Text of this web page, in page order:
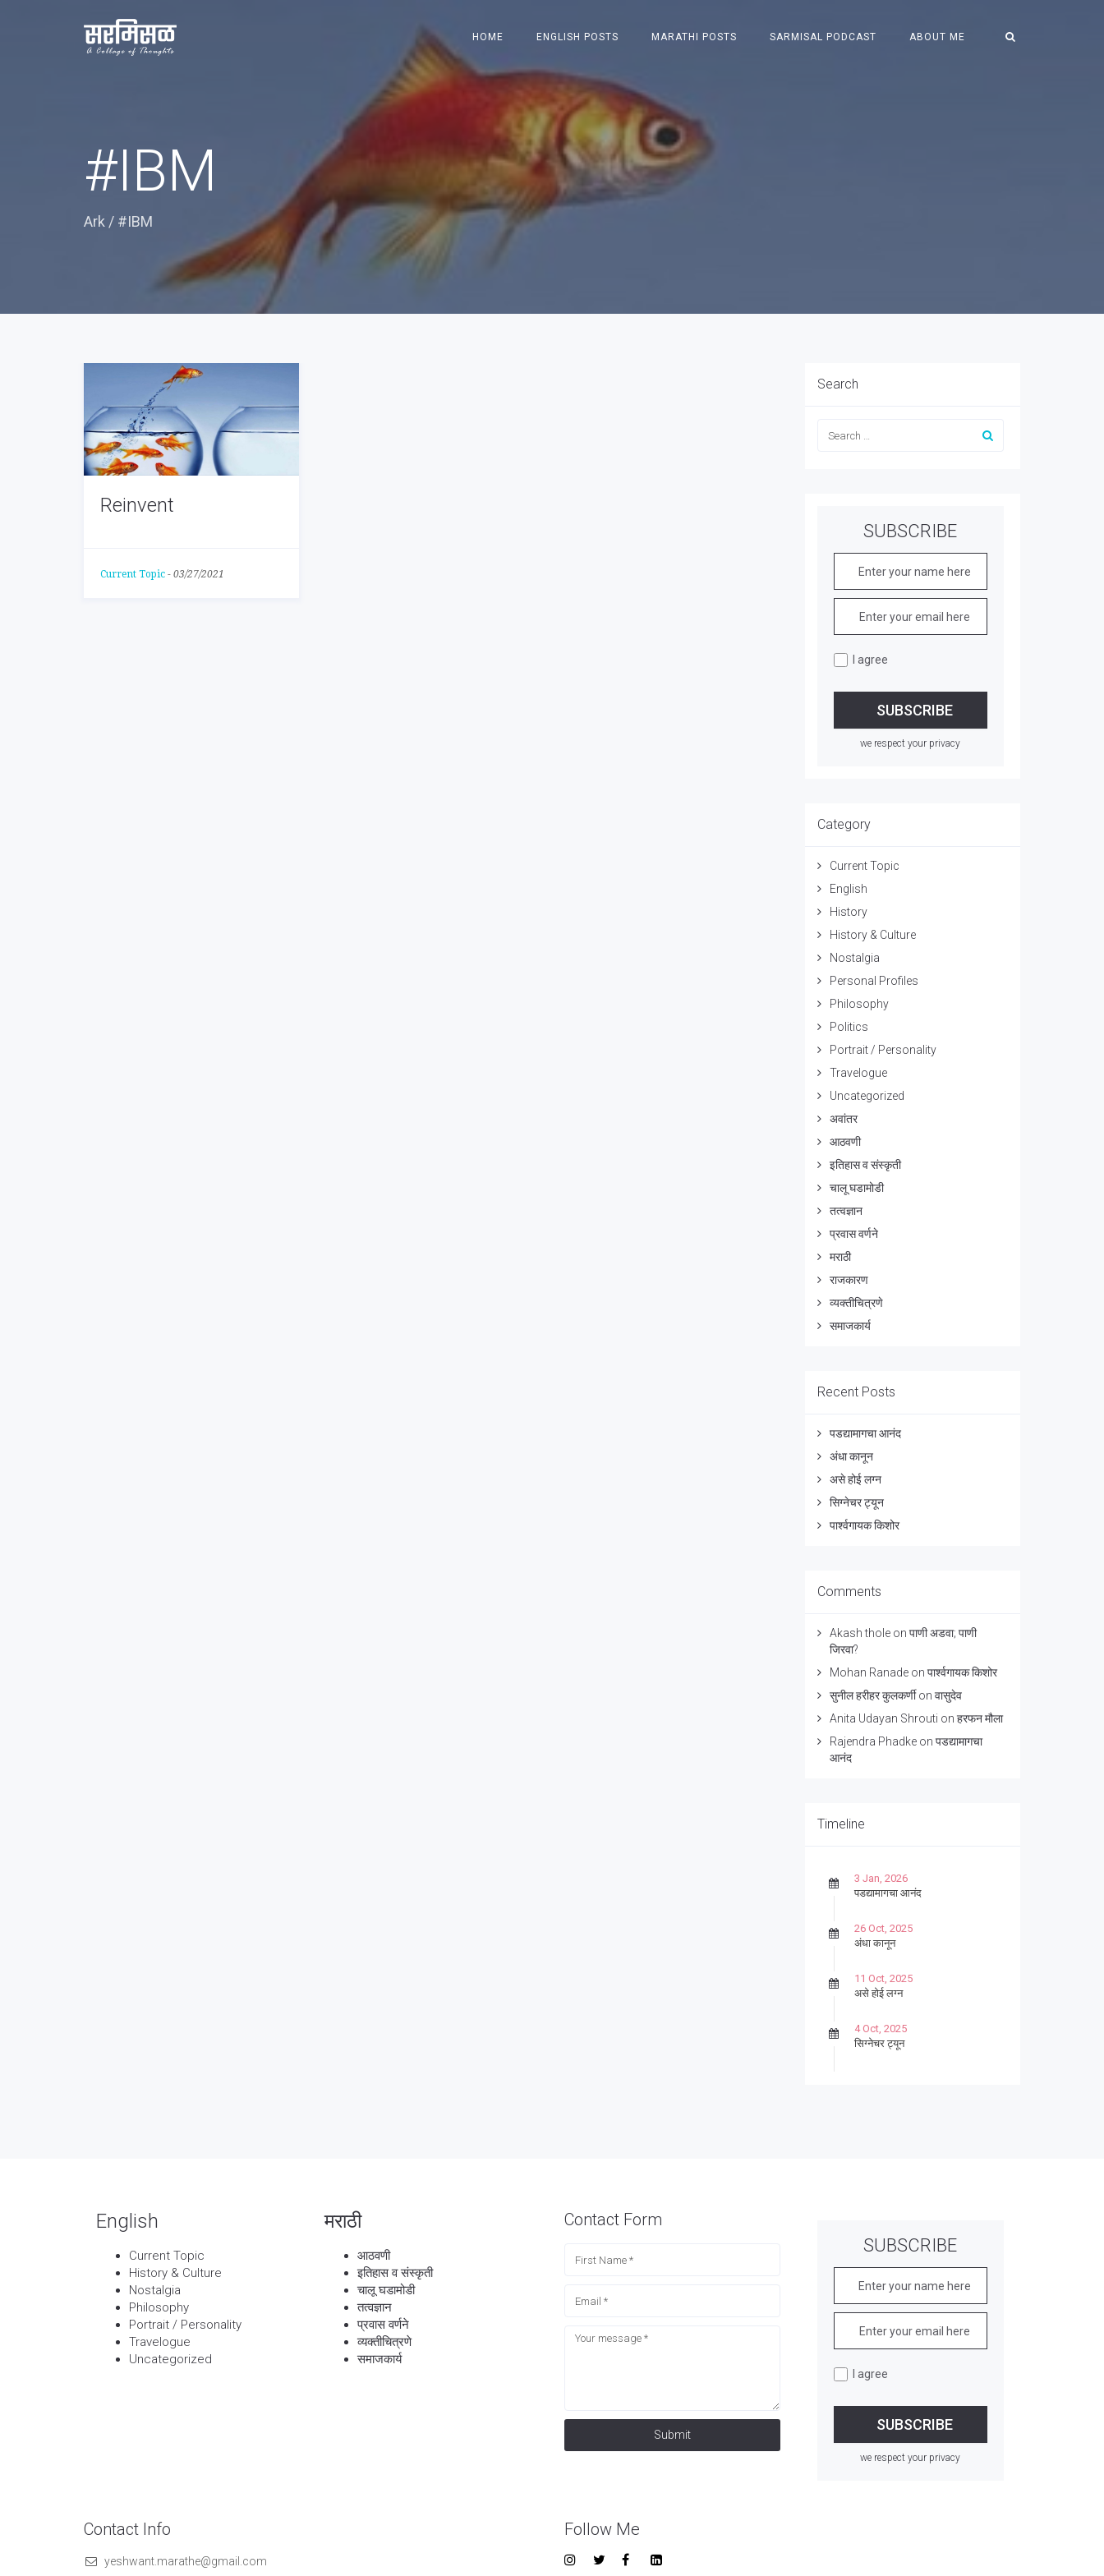
HOME ENGLISH POSTS MARATHI POSTS SARMISAL PODCAST ABOUT ME
#IBM
Ark / #IBM
Reinvent
Current Topic - 03/27/2021
Search
SUBSCRIBE
I agree
we respect your privacy
Category
Current Topic
English
History
History & Culture
Nostalgia
Personal Profiles
Philosophy
Politics
Portrait / Personality
Travelogue
Uncategorized
अवांतर
आठवणी
इतिहास व संस्कृती
चालू घडामोडी
तत्वज्ञान
प्रवास वर्णने
मराठी
राजकारण
व्यक्तीचित्रणे
समाजकार्य
Recent Posts
पडद्यामागचा आनंद
अंधा कानून
असे होई लग्न
सिग्नेचर ट्यून
पार्श्वगायक किशोर
Comments
Akash tholeon पाणी अडवा; पाणी
जिरवा?
Mohan Ranadeon पार्श्वगायक किशोर
सुनील हरीहर कुलकर्णीon वासुदेव
Anita Udayan Shrouti on हरफन मौला
Rajendra Phadkeon पडद्यामागचा
आनंद
Timeline
3 Jan, 2026
पडद्यामागचा आनंद
26 Oct, 2025
अंधा कानून
11 Oct, 2025
असे होई लग्न
4 Oct, 2025
सिग्नेचर ट्यून
English
Current Topic
History & Culture
Nostalgia
Philosophy
Portrait / Personality
Travelogue
Uncategorized
मराठी
आठवणी
इतिहास व संस्कृती
चालू घडामोडी
तत्वज्ञान
प्रवास वर्णने
व्यक्तीचित्रणे
समाजकार्य
Contact Form
Submit
SUBSCRIBE
I agree
we respect your privacy
Contact Info
yeshwant.marathe@gmail.com
Follow Me